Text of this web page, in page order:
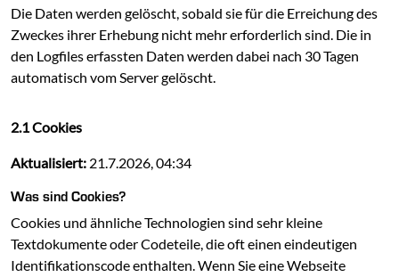
Die Daten werden gelöscht, sobald sie für die Erreichung des
Zweckes ihrer Erhebung nicht mehr erforderlich sind. Die in
den Logfiles erfassten Daten werden dabei nach 30 Tagen
automatisch vom Server gelöscht.
2.1 Cookies
Aktualisiert: 21.7.2026, 04:34
Was sind Cookies?
Cookies und ähnliche Technologien sind sehr kleine
Textdokumente oder Codeteile, die oft einen eindeutigen
Identifikationscode enthalten. Wenn Sie eine Webseite